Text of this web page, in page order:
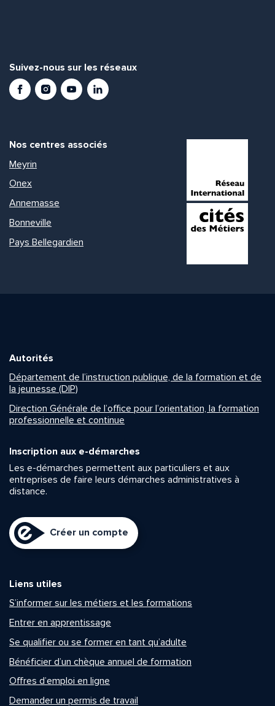
Suivez-nous sur les réseaux
FacebookInstagramYoutubeLinkedIn
Nos centres associés
Meyrin
Onex
Annemasse
Bonneville
Pays Bellegardien
Autorités
Département de l’instruction publique, de la formation et de
la jeunesse (DIP)
Direction Générale de l’office pour l’orientation, la formation
professionnelle et continue
Inscription aux e-démarches
Les e-démarches permettent aux particuliers et aux
entreprises de faire leurs démarches administratives à
distance.
Créer un compte
Liens utiles
S’informer sur les métiers et les formations
Entrer en apprentissage
Se qualifier ou se former en tant qu’adulte
Bénéficier d’un chèque annuel de formation
Offres d’emploi en ligne
Demander un permis de travail